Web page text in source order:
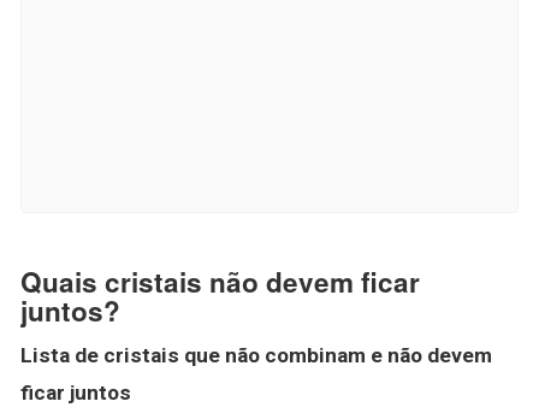
Quais cristais não devem ficar
juntos?
Lista de cristais que não combinam e não devem
ficar juntos